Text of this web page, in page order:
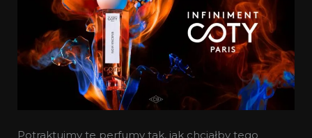
Potraktujmy te perfumy tak, jak chciałby tego